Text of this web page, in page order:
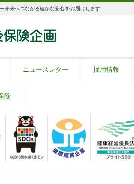
未来へつながる確かな安心をお届けします
ニュースレター 採用情報
険